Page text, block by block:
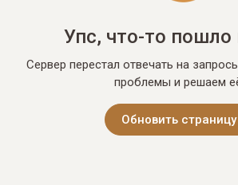
Упс, что-то пошло
Сервер перестал отвечать на
проблемы и решаем
Обновить страницу